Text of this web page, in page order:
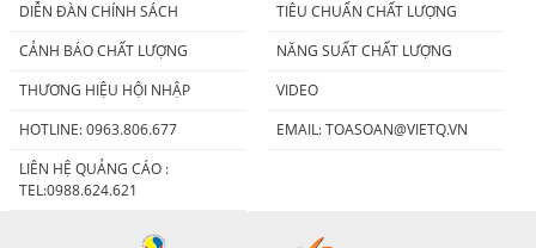
DIỄN ĐÀN CHÍNH SÁCH
TIÊU CHUẨN CHẤT LƯỢNG
CẢNH BÁO CHẤT LƯỢNG
NĂNG SUẤT CHẤT LƯỢNG
THƯƠNG HIỆU HỘI NHẬP
VIDEO
HOTLINE: 0963.806.677
EMAIL:TOASOAN@VIETQ.VN
LIÊN HỆ QUẢNG CÁO :
TEL:0988.624.621